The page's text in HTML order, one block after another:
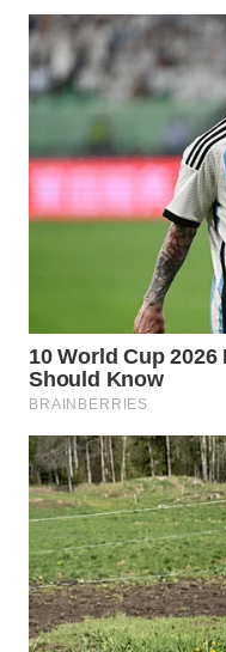
WN
SEMARANG
SOLO
WN
MADURA
WN
WN
NATUNA
WN
BINTAN